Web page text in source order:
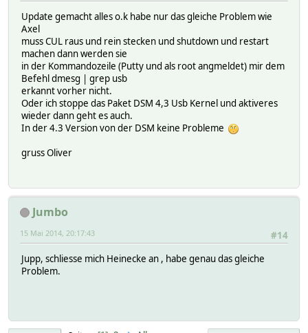
Update gemacht alles o.k habe nur das gleiche Problem wie
Axel
muss CUL raus und rein stecken und shutdown und restart
machen dann werden sie
in der Kommandozeile (Putty und als root angmeldet) mir dem
Befehl dmesg | grep usb
erkannt vorher nicht.
Oder ich stoppe das Paket DSM 4,3 Usb Kernel und aktiveres
wieder dann geht es auch.
In der 4.3 Version von der DSM keine Probleme
gruss Oliver
Jumbo
#14
15 Mai 2014, 20:17:43
Jupp, schliesse mich Heinecke an , habe genau das gleiche
Problem.